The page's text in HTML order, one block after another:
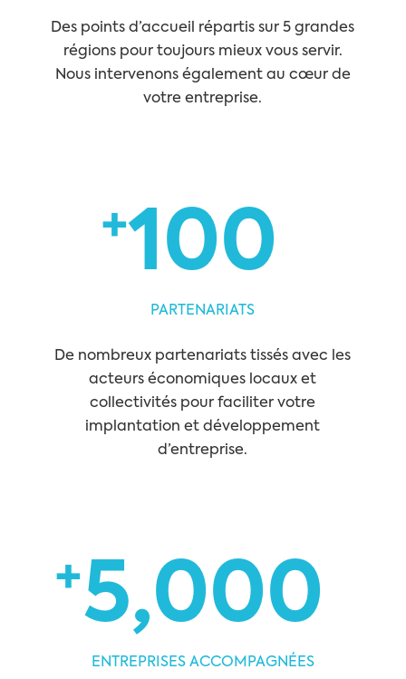
Des points d’accueil répartis sur 5 grandes
régions pour toujours mieux vous servir.
Nous intervenons également au cœur de
votre entreprise.
+100
PARTENARIATS
De nombreux partenariats tissés avec les
acteurs économiques locaux et
collectivités pour faciliter votre
implantation et développement
d’entreprise.
+5,000
ENTREPRISES ACCOMPAGNÉES